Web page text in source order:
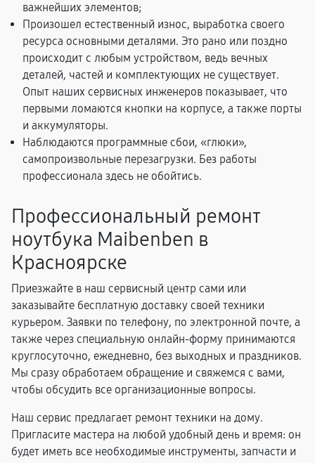
важнейших элементов;
Произошел естественный износ, выработка своего
ресурса основными деталями. Это рано или поздно
происходит с любым устройством, ведь вечных
деталей, частей и комплектующих не существует.
Опыт наших сервисных инженеров показывает, что
первыми ломаются кнопки на корпусе, а также порты
и аккумуляторы.
Наблюдаются программные сбои, «глюки»,
самопроизвольные перезагрузки. Без работы
профессионала здесь не обойтись.
Профессиональный ремонт
ноутбука Maibenben в
Красноярске
Приезжайте в наш сервисный центр сами или
заказывайте бесплатную доставку своей техники
курьером. Заявки по телефону, по электронной почте, а
также через специальную онлайн-форму принимаются
круглосуточно, ежедневно, без выходных и праздников.
Мы сразу обработаем обращение и свяжемся с вами,
чтобы обсудить все организационные вопросы.
Наш сервис предлагает ремонт техники на дому.
Пригласите мастера на любой удобный день и время: он
будет иметь все необходимые инструменты, запчасти и